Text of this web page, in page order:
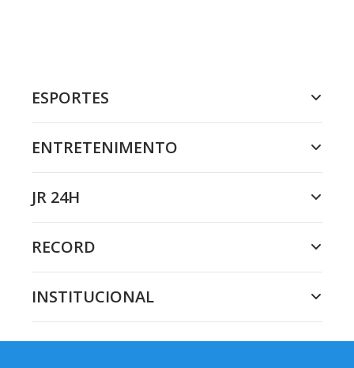
ESPORTES
ENTRETENIMENTO
JR 24H
RECORD
INSTITUCIONAL